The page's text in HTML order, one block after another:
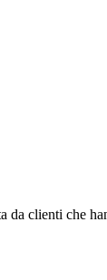
clienti che